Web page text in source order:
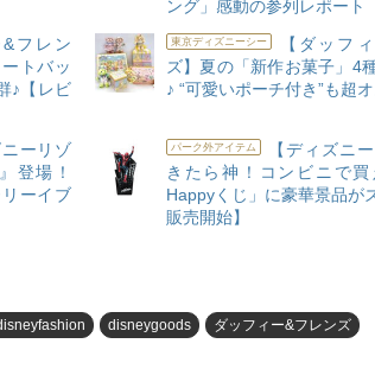
ング」感動の参列レポート
フレン
トバッ
♪【レビ
東京ディズニーシー
【ダッフ
ズ】夏の「新作お菓子」4
♪ “可愛いポーチ付き”も超オ
ニーリゾ
登場！
ーイブ
パーク外アイテム
【ディズニ
きたら神！コンビニで
Happyくじ」に豪華景品が
販売開始】
disneygoods ダッフィー&フレンズ